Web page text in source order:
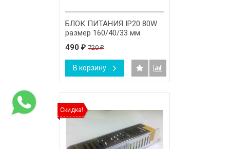
БЛОК ПИТАНИЯ IP20 80W
размер 160/40/33 мм
490 ₽ 720₽
В корзину
Скидка!